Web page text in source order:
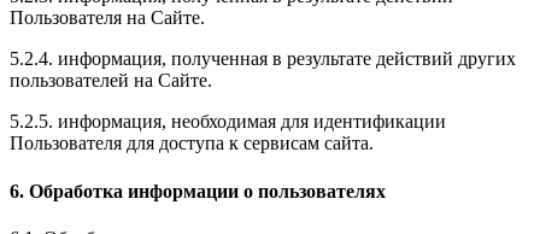
Пользователя на Сайте.
5.2.4. информация, полученная в результате действий других
пользователей на Сайте.
5.2.5. информация, необходимая для идентификации
Пользователя для доступа к сервисам сайта.
6. Обработка информации о пользователях